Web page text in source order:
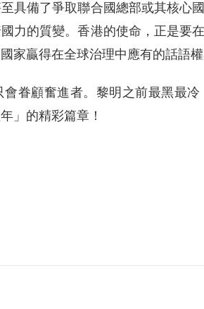
具備了爭取聯合國總部或其核心
力的質變。香港的使命，正是
家贏得在全球治理中應有的話語權
眷顧奮進者。黎明之前最黑最
」的精彩篇章！